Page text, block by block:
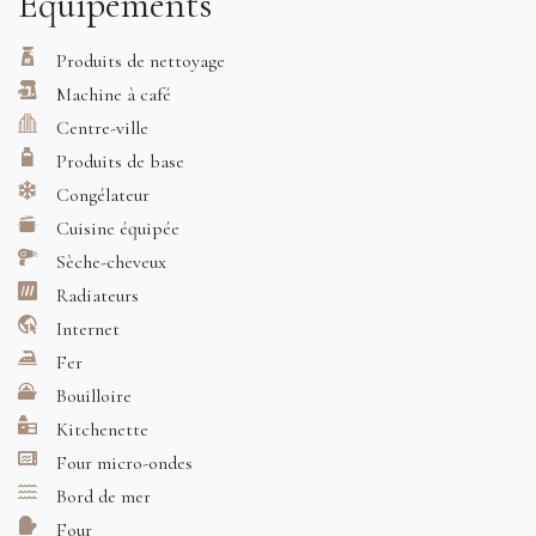
nuisance). Plage de la Salis à quelques mètres à pied et
vieille ville directement accessible à pied
Cap d'Antibes, Juan les pins, Cannes, Vence, St Paul de
Vence
Pour y accéder
Gare d’Antibes ou Aéroport Nice côté d’azur
Autres remarques
Clim
Boîte à clef
Service de ménage
Caution demandée
Pas d'animaux
Produits de nettoyage
Machine à café
Centre-ville
Produits de base
Congélateur
Cuisine équipée
Sèche-cheveux
Radiateurs
Internet
Fer
Bouilloire
Kitchenette
Four micro-ondes
Bord de mer
Four